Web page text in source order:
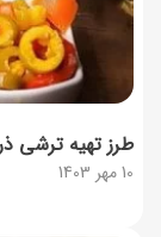
10 مهر 1403
طرز تهیه ترشی